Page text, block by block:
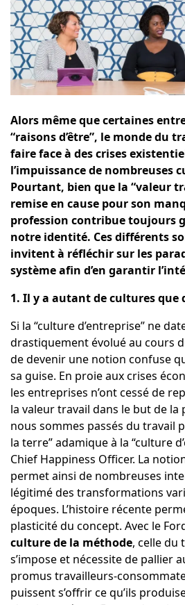
Alors même que certaines
“raisons d’être”, le monde du
faire face à des crises
l’impuissance de nombreuses
Pourtant, bien que la “valeur
remise en cause pour son
profession contribue toujours
notre identité. Ces différents
invitent à réfléchir sur les
système afin d’en garantir
1. Il y a autant de cultures que
Si la “culture d’entreprise” ne
drastiquement évolué au cours
de devenir une notion confuse
sa guise. En proie aux crises
les entreprises n’ont cessé de
la valeur travail dans le but de la
nous sommes passés du travail
la terre” adamique à la “culture
Chief Happiness Officer. La
permet ainsi de nombreuses
légitimé des transformations
époques. L’histoire récente
plasticité du concept. Avec le
culture de la méthode, celle du
s’impose et nécessite de pallier
promus travailleurs-
puissent s’offrir ce qu’ils